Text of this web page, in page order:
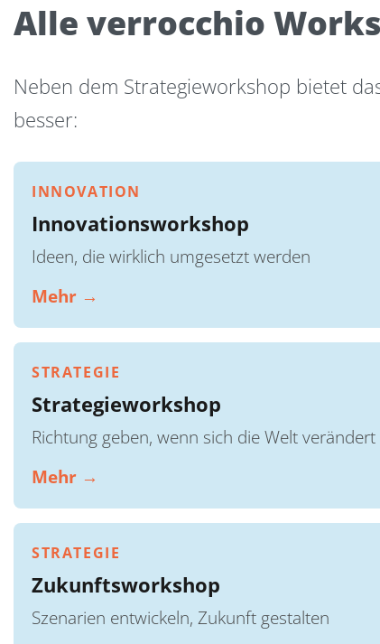
Alle verrocchio
Neben dem Strategieworkshop bietet
besser:
INNOVATION
Innovationsworkshop
Ideen, die wirklich umgesetzt werden
Mehr →
STRATEGIE
Strategieworkshop
Richtung geben, wenn sich die Welt verändert
Mehr →
STRATEGIE
Zukunftsworkshop
Szenarien entwickeln, Zukunft gestalten